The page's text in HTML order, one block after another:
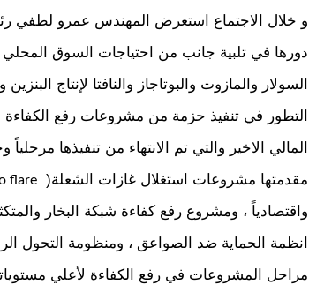
و خلال الاجتماع استعرض المهندس عمرو
دورها في تلبية جانب من احتياجات السوق المحلي
السولار والمازوت والبوتاجاز والنافتا لإنتاج
التطور في تنفيذ حزمة من مشروعات رفع الكفاءة
المالي الاخير والتي تم الانتهاء من تنفيذها
مقدمتها مشروعات استغلال غازات الشعلة( flare
واقتصادياً ، ومشروع رفع كفاءة شبكة البخار
انظمة الحماية ضد الصواعق ، ومنظومة التحول
مراحل المشروعات في رفع الكفاءة لأعلي